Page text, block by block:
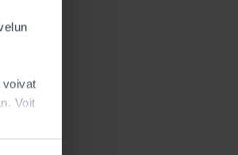
voivat
Voit